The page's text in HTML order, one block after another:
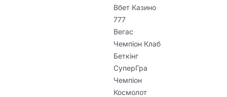
Вбет Казино
777
Вегас
Чемпіон Клаб
Беткінг
СуперГра
Чемпіон
Космолот